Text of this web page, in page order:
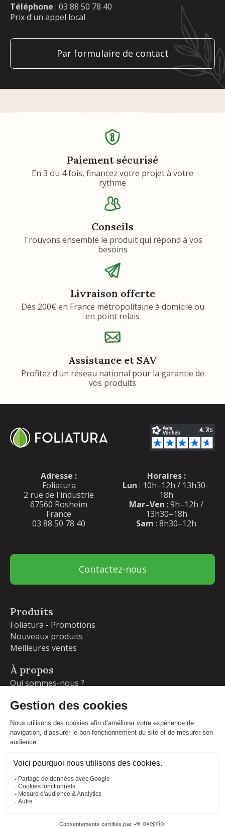
Téléphone : 03 88 50 78 40
Prix d'un appel local
Par formulaire de contact
Paiement sécurisé
En 3 ou 4 fois, financez votre projet à votre
rythme
Conseils
Trouvons ensemble le produit qui répond à vos
besoins
Livraison offerte
Dès 200€ en France métropolitaine à domicile ou
en point relais
Assistance et SAV
Profitez d’un réseau national pour la garantie de
vos produits
Adresse :
Foliatura
2 rue de l'industrie
67560 Rosheim
France
03 88 50 78 40
Horaires :
Lun : 10h–12h / 13h30–
18h
Mar–Ven : 9h–12h /
13h30–18h
Sam : 8h30–12h
Contactez-nous
Produits
Foliatura - Promotions
Nouveaux produits
Meilleures ventes
À propos
Qui sommes-nous ?
Livraisons et retours
Blog
Votre compte
Commandes
Adresses